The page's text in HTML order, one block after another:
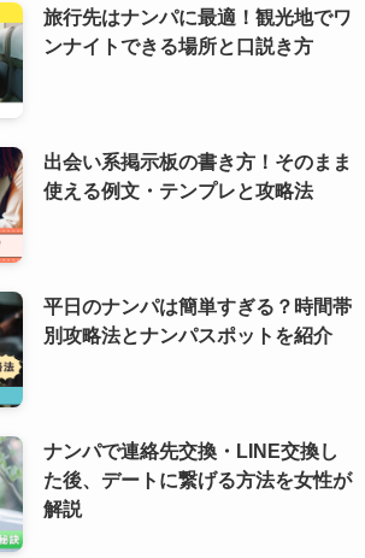
旅行先はナンパに最適！観光地でワ
ンナイトできる場所と口説き方
出会い系掲示板の書き方！そのまま
使える例文・テンプレと攻略法
平日のナンパは簡単すぎる？時間帯
別攻略法とナンパスポットを紹介
ナンパで連絡先交換・LINE交換し
た後、デートに繋げる方法を女性が
解説